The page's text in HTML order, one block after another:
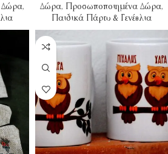
Δώρα,
Δώρα, Προσωποποιημένα Δώρα,
Παιδικά Πάρτυ & Γενέθλια